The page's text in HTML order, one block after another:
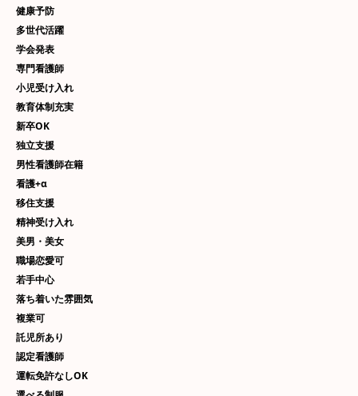
健康予防
多世代活躍
学会発表
専門看護師
小児受け入れ
教育体制充実
新卒OK
独立支援
男性看護師在籍
看護+α
移住支援
精神受け入れ
美男・美女
職場恋愛可
若手中心
落ち着いた雰囲気
複業可
託児所あり
認定看護師
運転免許なしOK